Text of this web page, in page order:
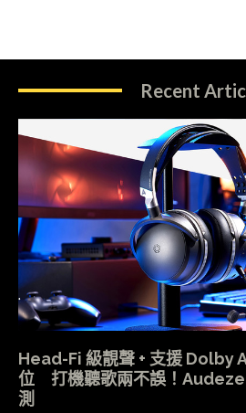
Recent
Head-Fi 級靚聲 + 支援 Dolby
位 打機聽歌兩不誤！
測